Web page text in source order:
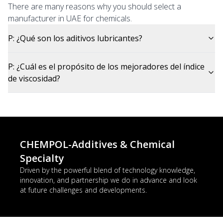
There are many reasons why you should select a
manufacturer in UAE for chemicals.
P: ¿Qué son los aditivos lubricantes?
P: ¿Cuál es el propósito de los mejoradores del índice
de viscosidad?
CHEMPOL-Additives & Chemical
Specialty
Driven by the powerful blend of technology knowledge,
innovation, and partnership we do in advance and look
at future challenges and developments.